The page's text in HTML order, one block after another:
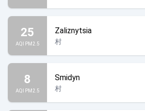
25
AQI PM2.5
Zaliznytsia
村
8
AQI PM2.5
Smidyn
村